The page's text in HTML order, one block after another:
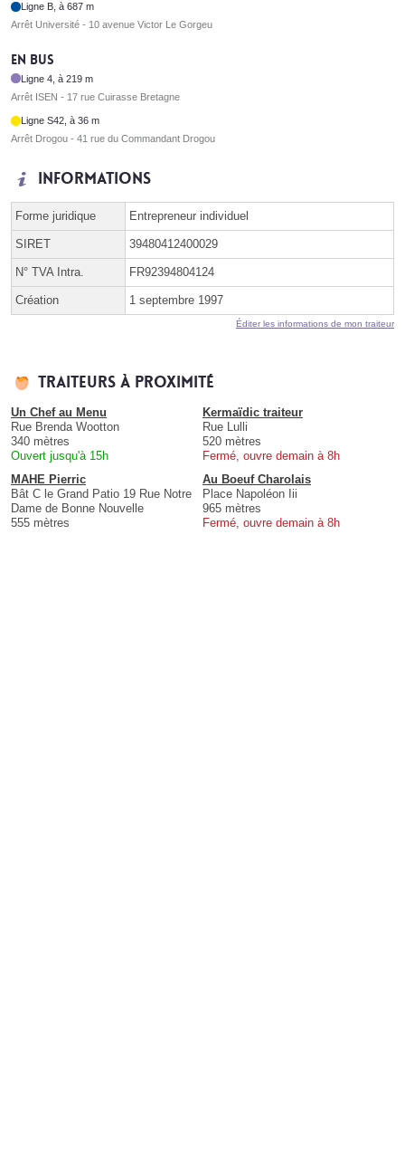
Ligne B, à 687 m
Arrêt Université - 10 avenue Victor Le Gorgeu
En bus
Ligne 4, à 219 m
Arrêt ISEN - 17 rue Cuirasse Bretagne
Ligne S42, à 36 m
Arrêt Drogou - 41 rue du Commandant Drogou
Informations
Forme juridique Entrepreneur individuel
SIRET 39480412400029
N° TVA Intra. FR92394804124
Création 1 septembre 1997
Éditer les informations de mon traiteur
Traiteurs à proximité
Un Chef au Menu
Rue Brenda Wootton
340 mètres
Ouvert jusqu'à 15h
Kermaïdic traiteur
Rue Lulli
520 mètres
Fermé, ouvre demain à 8h
MAHE Pierric
Bât C le Grand Patio 19 Rue Notre
Dame de Bonne Nouvelle
555 mètres
Au Boeuf Charolais
Place Napoléon Iii
965 mètres
Fermé, ouvre demain à 8h